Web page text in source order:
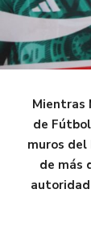
Mientras
de
muros del
de más